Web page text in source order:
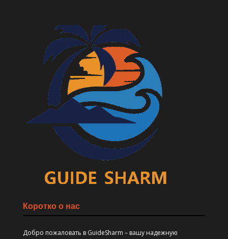
Коротко о нас
Добро пожаловать в GuideSharm – вашу надежную